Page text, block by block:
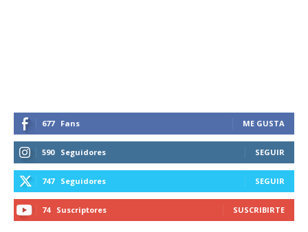
677 Fans ME GUSTA
590 Seguidores SEGUIR
747 Seguidores SEGUIR
74 Suscriptores SUSCRIBIRTE